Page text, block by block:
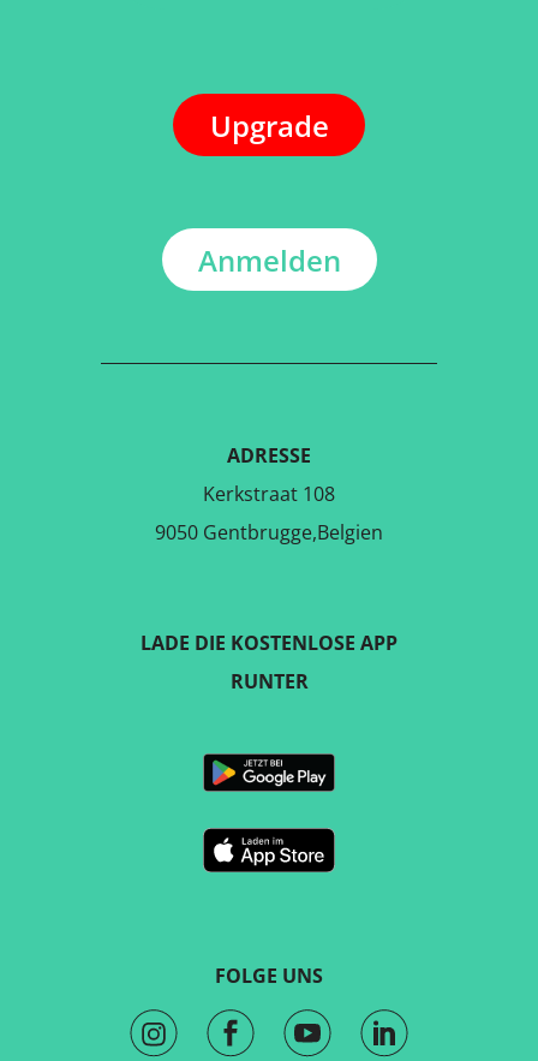
Upgrade
Anmelden
ADRESSE
Kerkstraat 108
9050 Gentbrugge,Belgien
FOLGE UNS
LADE DIE KOSTENLOSE APP
RUNTER